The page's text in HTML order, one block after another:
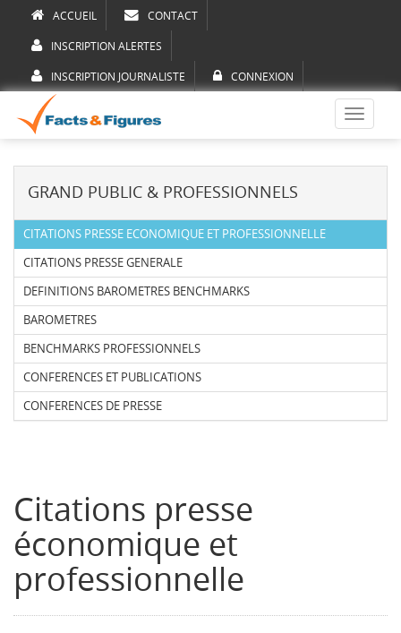
ACCUEIL CONTACT
INSCRIPTION ALERTES
INSCRIPTION JOURNALISTE CONNEXION
Toggle
GRAND PUBLIC & PROFESSIONNELS
CITATIONS PRESSE ECONOMIQUE ET PROFESSIONNELLE
CITATIONS PRESSE GENERALE
DEFINITIONS BAROMETRES BENCHMARKS
BAROMETRES
BENCHMARKS PROFESSIONNELS
CONFERENCES ET PUBLICATIONS
CONFERENCES DE PRESSE
Citations presse
économique et
professionnelle